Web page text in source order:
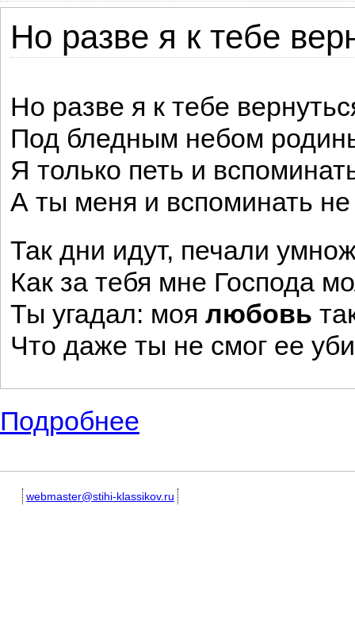
Но разве я к тебе
Но разве я к тебе
Под бледным небом
Я только петь и
А ты меня и вспоминать
Так дни идут, печали
Как за тебя мне Господа
Ты угадал: моя любовь
Что даже ты не смог ее
Подробнее
webmaster@stihi-klassikov.ru